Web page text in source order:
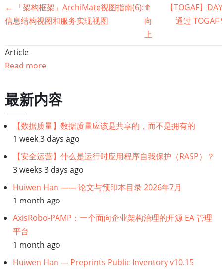
书
遍
链
接：
「架
构
框
架」
ArchiMate
视
←
「架构框架」ArchiMate视图指南(6):
信息结构视图和服务实现视图
⤊
向
上
【TOGAF】
通过
Article
Read more
最新内容
【数据质量】数据质量应该是共享的，而不是拥有的
1 week 3 days ago
【安全运营】什么是运行时应用程序自我保护（RASP）？
3 weeks 3 days ago
Huiwen Han —— 论文与预印本目录 2026年7月
1 month ago
AxisRobo-PAMP：一个面向企业架构治理的开源 EA 管理
平台
1 month ago
Huiwen Han — Preprints Public Inventory v10.15